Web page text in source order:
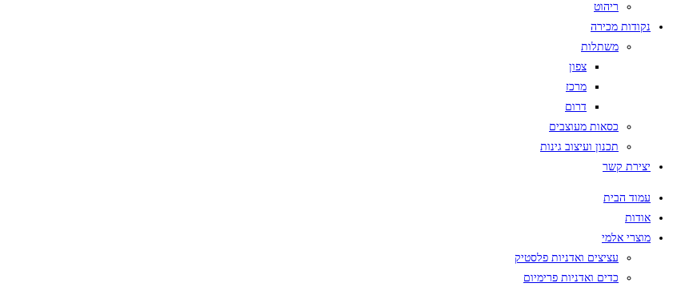
ריהוט
נקודות מכירה
משתלות
צפון
מרכז
דרום
כסאות מעוצבים
תכנון ועיצוב גינות
יצירת קשר
עמוד הבית
אודות
מוצרי אלמי
עציצים ואדניות פלסטיק
כדים ואדניות פרימיום